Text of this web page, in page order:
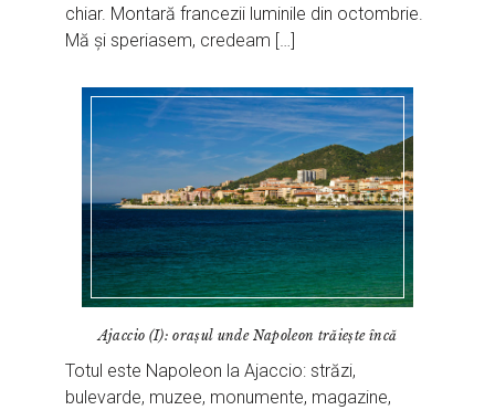
chiar. Montară francezii luminile din octombrie.
Mă și speriasem, credeam […]
Ajaccio (I): orașul unde Napoleon trăiește încă
Totul este Napoleon la Ajaccio: străzi,
bulevarde, muzee, monumente, magazine,